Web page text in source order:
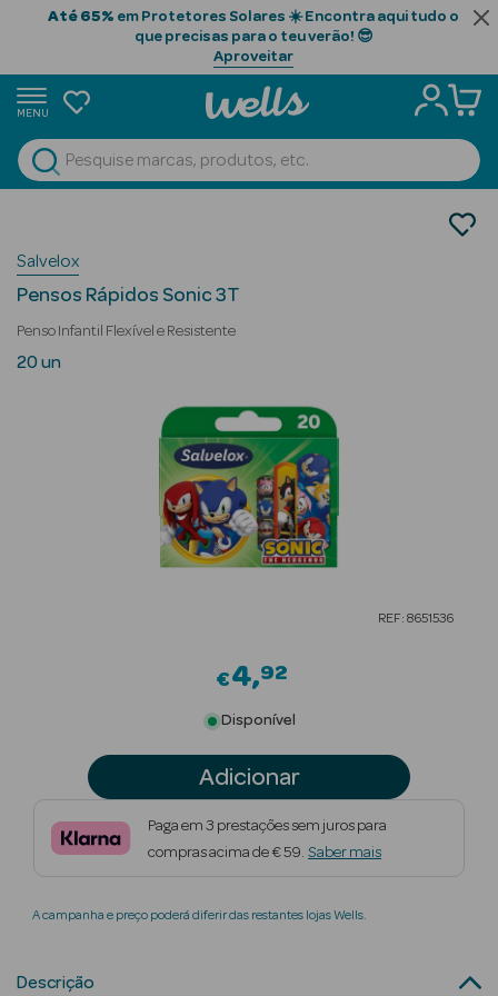
Até 65% em Protetores Solares ☀️ Encontra aqui tudo o
que precisas para o teu verão! 😎
Aproveitar
MENU
Ver Tudo
Beauty Season
Cabelo
Profissional
Beauty Season
Beauty Season
Beauty Season
Beauty Season
Nutricosmética
Perfumes
Beauty Season
Pensos
Salvelox
Pensos Rápidos Sonic 3T
Penso Infantil Flexível e Resistente
20 un
REF: 8651536
€4 92
Disponível
Adicionar
Paga em 3 prestações sem juros para
compras acima de € 59. Saber mais
A campanha e preço poderá diferir das restantes lojas Wells.
Descrição